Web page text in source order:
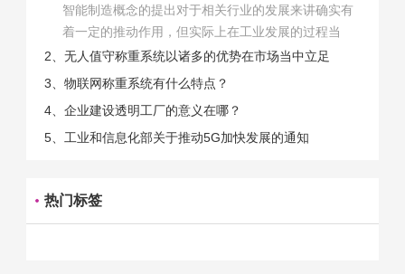
智能制造概念的提出对于相关行业的发展来讲确实有
着一定的推动作用，但实际上在工业发展的过程当
中，能够推动相关产业发展的具体结束是非常的多
的。那么为什么企业一定需要...
2、无人值守称重系统以诸多的优势在市场当中立足
3、物联网称重系统有什么特点？
4、企业建设透明工厂的意义在哪？
5、工业和信息化部关于推动5G加快发展的通知
热门标签